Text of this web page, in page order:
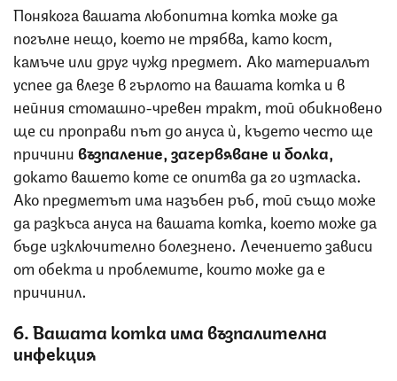
Понякога вашата любопитна котка може да
погълне нещо, което не трябва, като кост,
камъче или друг чужд предмет. Ако материалът
успее да влезе в гърлото на вашата котка и в
нейния стомашно-чревен тракт, той обикновено
ще си проправи път до ануса ѝ, където често ще
причинивъзпаление, зачервяване и болка,
докато вашето коте се опитва да го изтласка.
Ако предметът има назъбен ръб, той също може
да разкъса ануса на вашата котка, което може да
бъде изключително болезнено. Лечението зависи
от обекта и проблемите, които може да е
причинил.
6. Вашата котка има възпалителна
инфекция